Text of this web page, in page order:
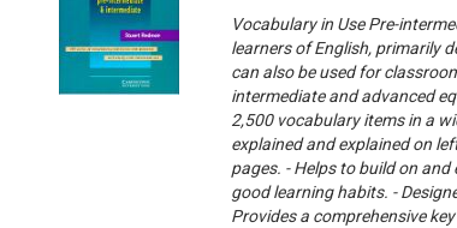
Vocabulary in Use Pre-
learners of English, primarily
can also be used for
intermediate and advanced
2,500 vocabulary items in a
explained and explained on
pages. - Helps to build on
good learning habits. -
Provides a comprehensive